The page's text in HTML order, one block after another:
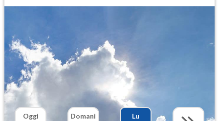
Oggi
Domani
Lu